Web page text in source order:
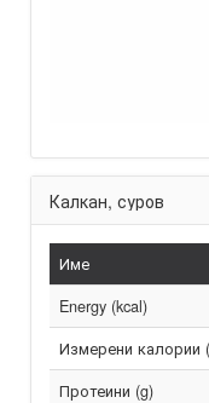
Калкан, суров
Име
Energy (kcal)
Измерени калории
Протеини (g)